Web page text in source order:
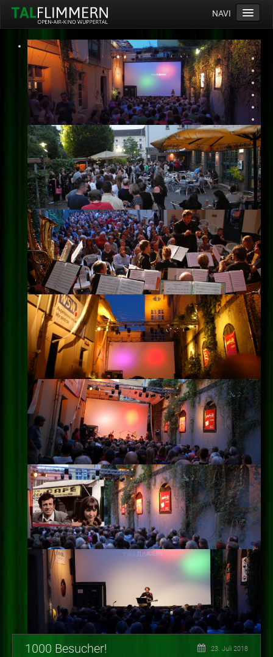
NAVI
Home
Programm
Service
Ticketinfos
Ort
Anreise
Wetter
Kinogutschein
Konzept
Archiv
Kontakt
Impressum
Datenschutz
1000 Besucher! 23. Juli 2018